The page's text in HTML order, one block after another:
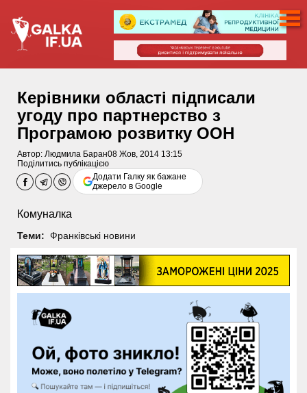
Керівники області підписали
угоду про партнерство з
Програмою розвитку ООН
Автор: Людмила Баран08 Жов, 2014 13:15
Поділитись публікацією
Додати Галку як бажане
джерело в Google
Комуналка
Теми: Франківські новини